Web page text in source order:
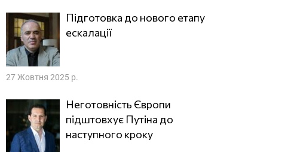
Підготовка до нового етапу
ескалації
27 Жовтня 2025 р.
Неготовність Європи
підштовхує Путіна до
наступного кроку